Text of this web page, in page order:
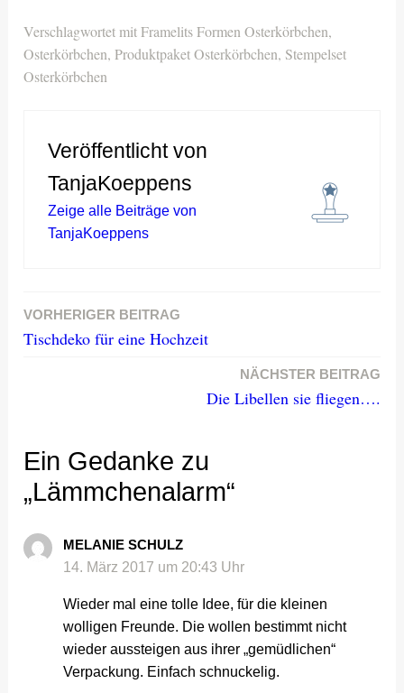
Verschlagwortet mitFramelits Formen Osterkörbchen,
Osterkörbchen,Produktpaket Osterkörbchen, Stempelset
Osterkörbchen
Veröffentlicht von
TanjaKoeppens
Zeige alle Beiträge von
TanjaKoeppens
Beitragsnavigation
VORHERIGER BEITRAG
Tischdeko für eine Hochzeit
NÄCHSTER BEITRAG
Die Libellen sie fliegen….
Ein Gedanke zu
„Lämmchenalarm“
MELANIE SCHULZ
14. März 2017 um 20:43 Uhr
Wieder mal eine tolle Idee, für die kleinen
wolligen Freunde. Die wollen bestimmt nicht
wieder aussteigen aus ihrer „gemüdlichen“
Verpackung. Einfach schnuckelig.